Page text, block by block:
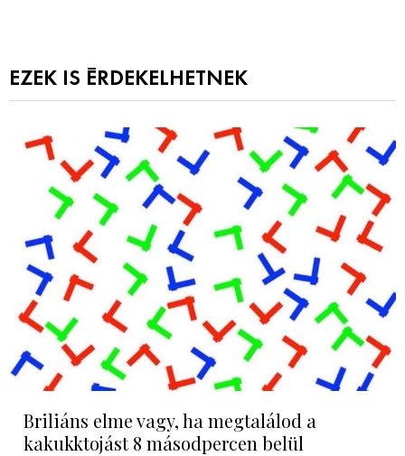
EZEK IS ÉRDEKELHETNEK
Briliáns elme vagy, ha megtalálod a
kakukktojást 8 másodpercen belül